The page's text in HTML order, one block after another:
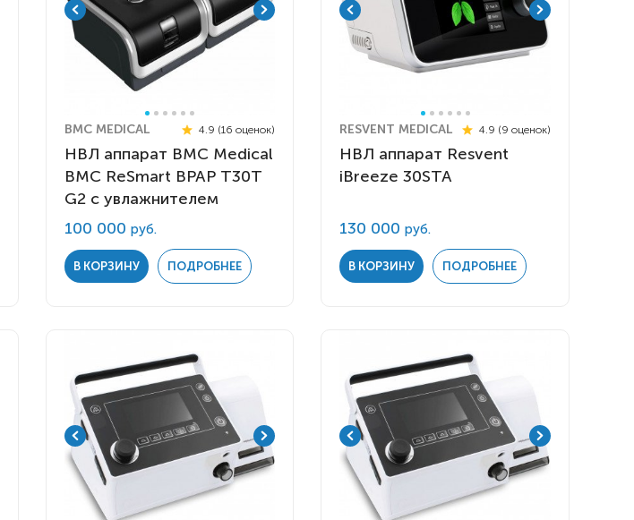
BMC MEDICAL 4.9 (16 оценок)
НВЛ аппарат BMC Medical
BMC ReSmart BPAP Т30T
G2 с увлажнителем
100 000 руб.
В КОРЗИНУ ПОДРОБНЕЕ
RESVENT MEDICAL 4.9 (9 оценок)
НВЛ аппарат Resvent
iBreeze 30STA
130 000руб.
В КОРЗИНУ ПОДРОБНЕЕ